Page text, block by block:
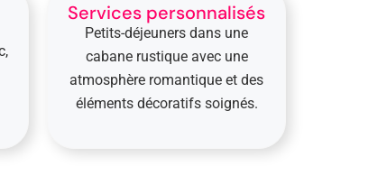
Services personnalisés
Petits-déjeuners dans une
cabane rustique avec une
atmosphère romantique et des
éléments décoratifs soignés.